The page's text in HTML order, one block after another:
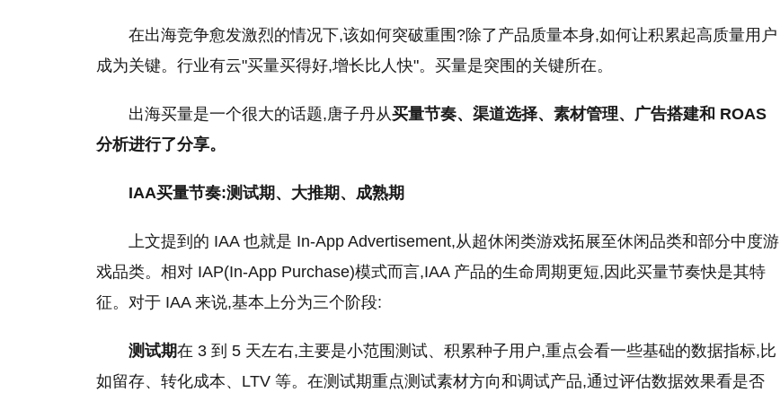
在出海竞争愈发激烈的情况下,该如何突破重围?除了产品质量本身,如何让积累起高质量用户
成为关键。行业有云"买量买得好,增长比人快"。买量是突围的关键所在。
出海买量是一个很大的话题,唐子丹从买量节奏、渠道选择、素材管理、广告搭建和 ROAS
分析进行了分享。
IAA买量节奏:测试期、大推期、成熟期
上文提到的 IAA 也就是 In-App Advertisement,从超休闲类游戏拓展至休闲品类和部分中度游
戏品类。相对 IAP(In-App Purchase)模式而言,IAA 产品的生命周期更短,因此买量节奏快是其特
征。对于 IAA 来说,基本上分为三个阶段:
测试期在 3 到 5 天左右,主要是小范围测试、积累种子用户,重点会看一些基础的数据指标,比
如留存、转化成本、LTV 等。在测试期重点测试素材方向和调试产品,通过评估数据效果看是否